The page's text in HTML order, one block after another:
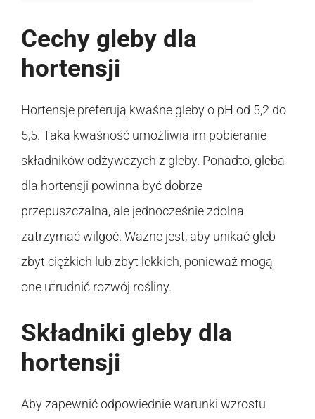
Cechy gleby dla
hortensji
Hortensje preferują kwaśne gleby o pH od 5,2 do
5,5. Taka kwaśność umożliwia im pobieranie
składników odżywczych z gleby. Ponadto, gleba
dla hortensji powinna być dobrze
przepuszczalna, ale jednocześnie zdolna
zatrzymać wilgoć. Ważne jest, aby unikać gleb
zbyt ciężkich lub zbyt lekkich, ponieważ mogą
one utrudnić rozwój rośliny.
Składniki gleby dla
hortensji
Aby zapewnić odpowiednie warunki wzrostu